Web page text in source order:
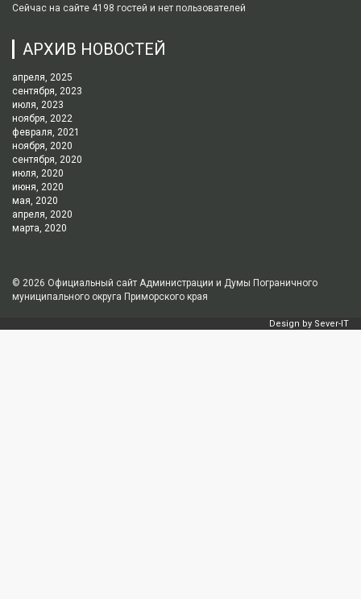
Сейчас на сайте 4198 гостей и нет пользователей
АРХИВ НОВОСТЕЙ
апреля, 2025
сентября, 2023
июля, 2023
ноября, 2022
февраля, 2021
ноября, 2020
сентября, 2020
июля, 2020
июня, 2020
мая, 2020
апреля, 2020
марта, 2020
© 2026 Официальный сайт Администрации и Думы Пограничного
муниципального округа Приморского края
Design by Sever-IT